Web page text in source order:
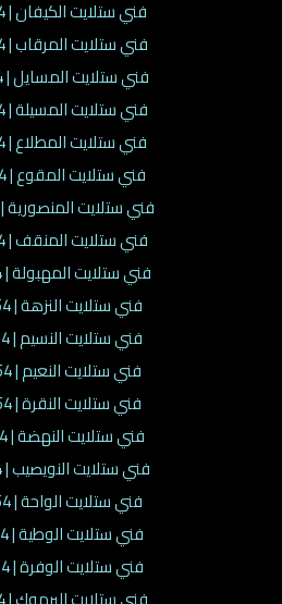
فني ستلايت الكيفان | 66596454 |
فني ستلايت المرقاب | 66596454 |
فني ستلايت المسايل | 66596454 |
فني ستلايت المسيلة | 66596454 |
فني ستلايت المطلاع | 66596454 |
فني ستلايت المقوع | 66596454 |
فني ستلايت المنصورية | 66596454 |
فني ستلايت المنقف | 66596454 |
فني ستلايت المهبولة | 66596454 |
فني ستلايت النزهة | 66596454 |
فني ستلايت النسيم | 66596454 |
فني ستلايت النعيم | 66596454 |
فني ستلايت النقرة | 66596454 |
فني ستلايت النهضة | 66596454 |
فني ستلايت النويصيب | 66596454 |
فني ستلايت الواحة | 66596454 |
فني ستلايت الوطية | 66596454 |
فني ستلايت الوفرة | 66596454 |